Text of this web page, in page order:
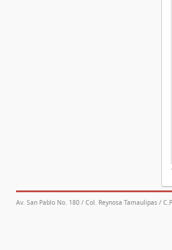
Av. San Pablo No. 180 / Col. Reynosa Tamaulipas /